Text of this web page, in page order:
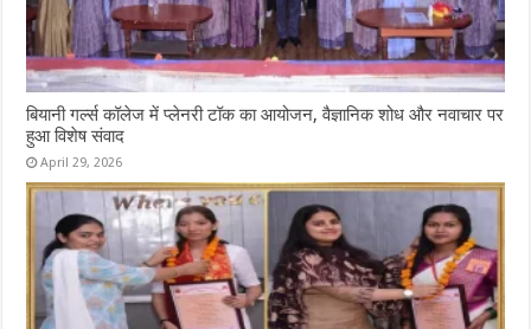
बियानी गर्ल्स कॉलेज में प्लेनरी टॉक का आयोजन, वैज्ञानिक शोध और नवाचार पर
हुआ विशेष संवाद
April 29, 2026